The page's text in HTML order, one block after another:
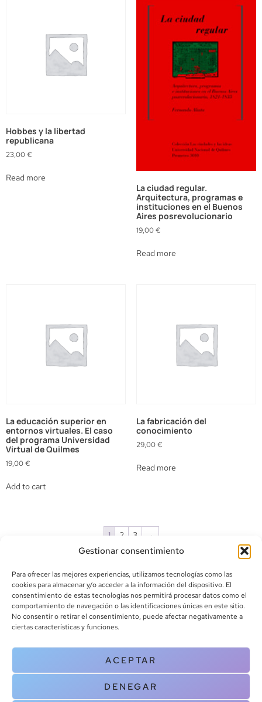
Gestionar consentimiento
Para ofrecer las mejores experiencias, utilizamos tecnologías como las
cookies para almacenar y/o acceder a la información del dispositivo. El
consentimiento de estas tecnologías nos permitirá procesar datos como el
comportamiento de navegación o las identificaciones únicas en este sitio.
No consentir o retirar el consentimiento, puede afectar negativamente a
ciertas características y funciones.
ACEPTAR
DENEGAR
Hobbes y la libertad
republicana
23,00€
Read more
La ciudad regular.
Arquitectura, programas e
instituciones en el Buenos
Aires posrevolucionario
19,00€
Read more
La educación superior en
entornos virtuales. El caso
del programa Universidad
Virtual de Quilmes
19,00€
Add to cart
La fabricación del
conocimiento
29,00€
Read more
1 2 3 →
info@canoalibros.com
pedidos@canoalibros.com
CONTACTO
Copyright © 2025 Canoa Libros. All Rights Reserved |